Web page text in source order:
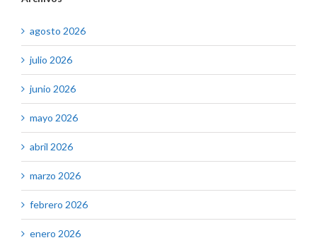
agosto 2026
julio 2026
junio 2026
mayo 2026
abril 2026
marzo 2026
febrero 2026
enero 2026